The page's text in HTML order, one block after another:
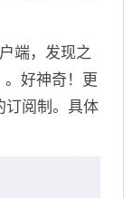
端，发现之
好神奇！更
订阅制。具体